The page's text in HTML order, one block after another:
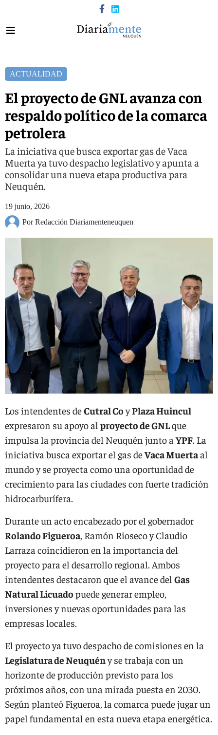
ACTUALIDAD
El proyecto de GNL avanza con
respaldo político de la comarca
petrolera
La iniciativa que busca exportar gas de Vaca
Muerta ya tuvo despacho legislativo y apunta a
consolidar una nueva etapa productiva para
Neuquén.
19 junio, 2026
Por Redacción Diariamenteneuquen
Los intendentes deCutral CoyPlaza Huincul
expresaron su apoyo al proyecto de GNLque
impulsa la provincia del Neuquén junto aYPF. La
iniciativa busca exportar el gas deVaca Muertaal
mundo y se proyecta como una oportunidad de
crecimiento para las ciudades con fuerte tradición
hidrocarburífera.
Durante un acto encabezado por el gobernador
Rolando Figueroa, Ramón Rioseco y Claudio
Larraza coincidieron en la importancia del
proyecto para el desarrollo regional. Ambos
intendentes destacaron que el avance del Gas
Natural Licuado puede generar empleo,
inversiones y nuevas oportunidades para las
empresas locales.
El proyecto ya tuvo despacho de comisiones en la
Legislatura de Neuquény se trabaja con un
horizonte de producción previsto para los
próximos años, con una mirada puesta en 2030.
Según planteó Figueroa, la comarca puede jugar un
papel fundamental en esta nueva etapa energética.